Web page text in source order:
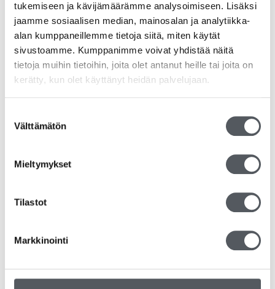
tukemiseen ja kävijämäärämme analysoimiseen. Lisäksi
jaamme sosiaalisen median, mainosalan ja analytiikka-
alan kumppaneillemme tietoja siitä, miten käytät
sivustoamme. Kumppanimme voivat yhdistää näitä
tietoja muihin tietoihin, joita olet antanut heille tai joita on
kerätty, kun olet käyttänyt heidän palvelujaan.
valinta
Välttämätön
Mieltymykset
Tilastot
Markkinointi
Ravintolatarvikkeet
RS-tuotteet
Siivousvälineet
Katrin
Tarjoukset
Yleinen